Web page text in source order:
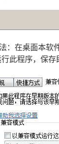
：在桌面本
此程序，保存